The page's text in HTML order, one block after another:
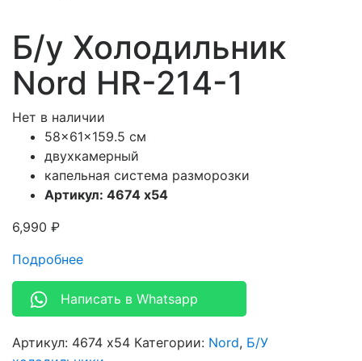
Б/у Холодильник
Nord HR-214-1
Нет в наличии
58x61x159.5 см
двухкамерный
капельная система разморозки
Артикул: 4674 х54
6,990 ₽
Подробнее
Написать в Whatsapp
Артикул: 4674 х54 Категории: Nord, Б/У